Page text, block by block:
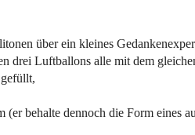
über ein kleines
drei Luftballons alle mit dem
(er behalte dennoch die Form eines